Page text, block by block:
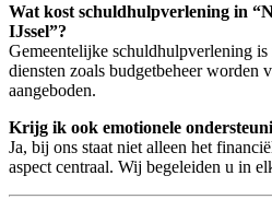
Wat kost schuldhulpverlening in
IJssel”?
Gemeentelijke schuldhulpverlening is
diensten zoals budgetbeheer worden
aangeboden.
Krijg ik ook emotionele
Ja, bij ons staat niet alleen het
aspect centraal. Wij begeleiden u in